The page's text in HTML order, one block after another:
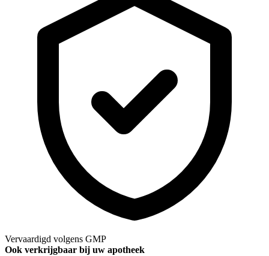
Vervaardigd volgens GMP
Ook verkrijgbaar bij uw apotheek